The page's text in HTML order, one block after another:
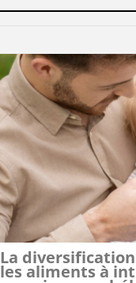
La
les aliments à